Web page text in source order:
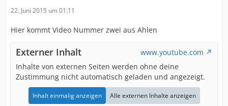
22. Juni 2015 um 01:11
Hier kommt Video Nummer zwei aus Ahlen
Externer Inhalt
www.youtube.com
Inhalte von externen Seiten werden ohne deine
Zustimmung nicht automatisch geladen und angezeigt.
Inhalt einmalig anzeigen Alle externen Inhalte anzeigen